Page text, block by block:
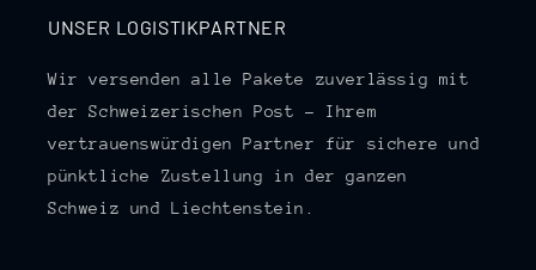
UNSER LOGISTIKPARTNER
Wir versenden alle Pakete zuverlässig mit
der Schweizerischen Post – Ihrem
vertrauenswürdigen Partner für sichere und
pünktliche Zustellung in der ganzen
Schweiz und Liechtenstein.